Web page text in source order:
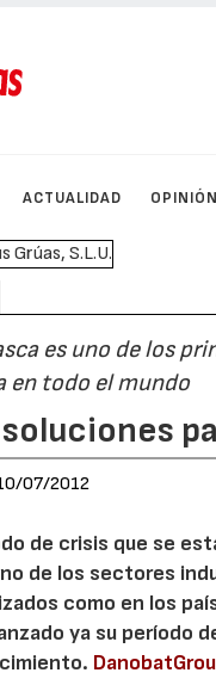
ACTUALIDAD OPINIÓN
es uno de los
todo el mundo
07/2012
de crisis que se
de los sectores
como en los
ya su período